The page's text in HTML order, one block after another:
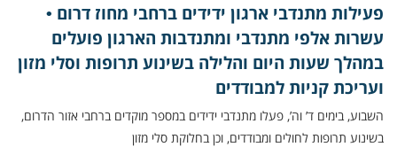
פעילות מתנדבי ארגון ידידים ברחבי מחוז דרום •
עשרות אלפי מתנדבי ומתנדבות הארגון פועלים
במהלך שעות היום והלילה בשינוע תרופות וסלי מזון
ועריכת קניות למבודדים
השבוע, בימים ד’ וה’, פעלו מתנדבי ידידים במספר מוקדים ברחבי אזור הדרום,
בשינוע תרופות לחולים ומבודדים, וכן בחלוקת סלי מזון